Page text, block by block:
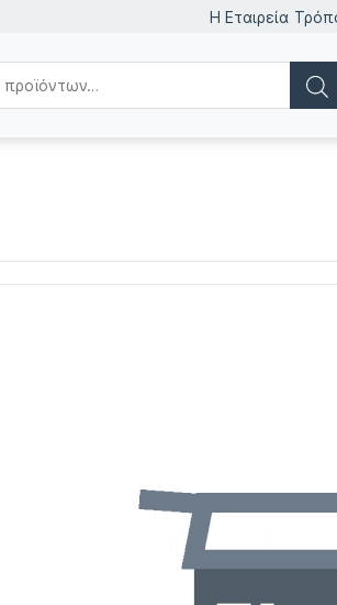
Η Εταιρεία